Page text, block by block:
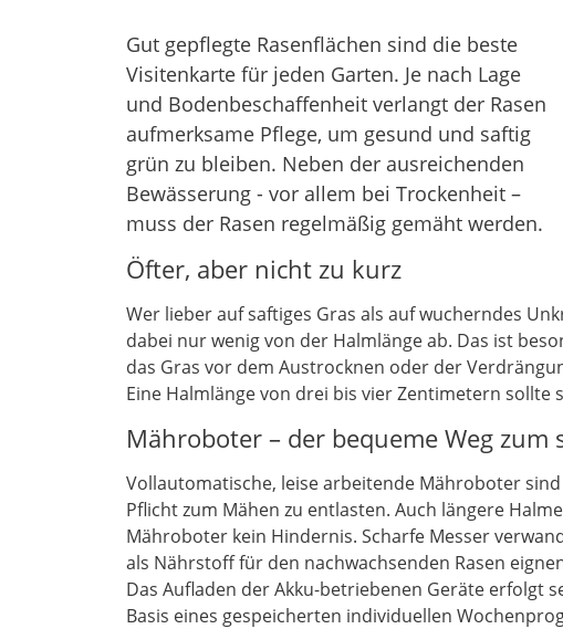
Gut gepflegte Rasenflächen sind die beste
Visitenkarte für jeden Garten. Je nach Lage
und Bodenbeschaffenheit verlangt der Rasen
aufmerksame Pflege, um gesund und saftig
grün zu bleiben. Neben der ausreichenden
Bewässerung - vor allem bei Trockenheit –
muss der Rasen regelmäßig gemäht werden.
Öfter, aber nicht zu kurz
Wer lieber auf saftiges Gras als auf wucherndes
dabei nur wenig von der Halmlänge ab. Das ist
das Gras vor dem Austrocknen oder der
Eine Halmlänge von drei bis vier Zentimetern sollte
Mähroboter – der bequeme Weg zum
Vollautomatische, leise arbeitende Mähroboter
Pflicht zum Mähen zu entlasten. Auch längere
Mähroboter kein Hindernis. Scharfe Messer
als Nährstoff für den nachwachsenden Rasen
Das Aufladen der Akku-betriebenen Geräte erfolgt
Basis eines gespeicherten individuellen